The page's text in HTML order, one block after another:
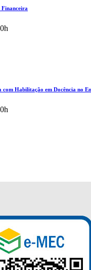
Financeira
com Habilitação em Docência no